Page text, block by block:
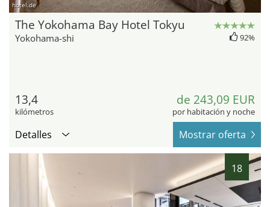
hotel.de
The Yokohama Bay Hotel Tokyu
Yokohama-shi 92%
13,4
kilómetros
de 243,09 EUR
por habitación y noche
Detalles Mostrar oferta
18